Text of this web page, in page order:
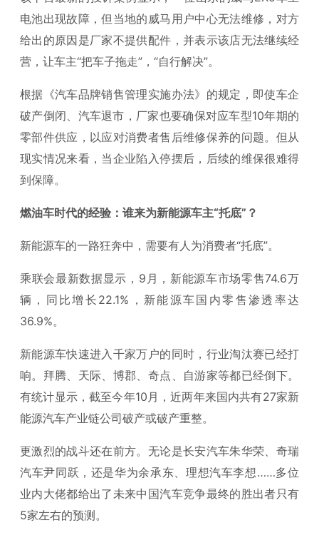
电池出现故障，但当地的威马用户中心无法维修，对方
给出的原因是厂家不提供配件，并表示该店无法继续经
营，让车主“把车子拖走”，“自行解决”。
根据《汽车品牌销售管理实施办法》的规定，即使车企
破产倒闭、汽车退市，厂家也要确保对应车型10年期的
零部件供应，以应对消费者售后维修保养的问题。但从
现实情况来看，当企业陷入停摆后，后续的维保很难得
到保障。
燃油车时代的经验：谁来为新能源车主“托底”？
新能源车的一路狂奔中，需要有人为消费者“托底”。
乘联会最新数据显示，9月，新能源车市场零售74.6万
辆，同比增长22.1%，新能源车国内零售渗透率达
36.9%。
新能源车快速进入千家万户的同时，行业淘汰赛已经打
响。拜腾、天际、博郡、奇点、自游家等都已经倒下。
有统计显示，截至今年10月，近两年来国内共有27家新
能源汽车产业链公司破产或破产重整。
更激烈的战斗还在前方。无论是长安汽车朱华荣、奇瑞
汽车尹同跃，还是华为余承东、理想汽车李想……多位
业内大佬都给出了未来中国汽车竞争最终的胜出者只有
5家左右的预测。